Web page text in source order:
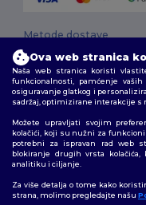
Metode dostave
Pratite nas
Ova web stranica
Naša web stranica koristi
funkcionalnosti, pamćenje
osiguravanje glatkog i
sadržaj, optimizirane interakcije s
Možete upravljati svojim
kolačići, koji su nužni za
potrebni za ispravan rad web
blokiranje drugih vrsta
analitiku i ciljanje.
Za više detalja o tome kako
strana, molimo pregledajte našu